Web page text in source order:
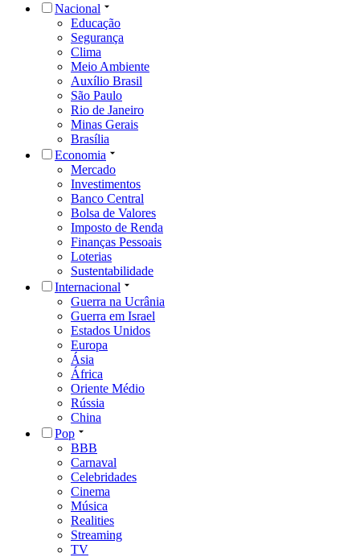
Nacional
Educação
Segurança
Clima
Meio Ambiente
Auxílio Brasil
São Paulo
Rio de Janeiro
Minas Gerais
Brasília
Economia
Mercado
Investimentos
Banco Central
Bolsa de Valores
Imposto de Renda
Finanças Pessoais
Loterias
Sustentabilidade
Internacional
Guerra na Ucrânia
Guerra em Israel
Estados Unidos
Europa
Ásia
África
Oriente Médio
Rússia
China
Pop
BBB
Carnaval
Celebridades
Cinema
Música
Realities
Streaming
TV